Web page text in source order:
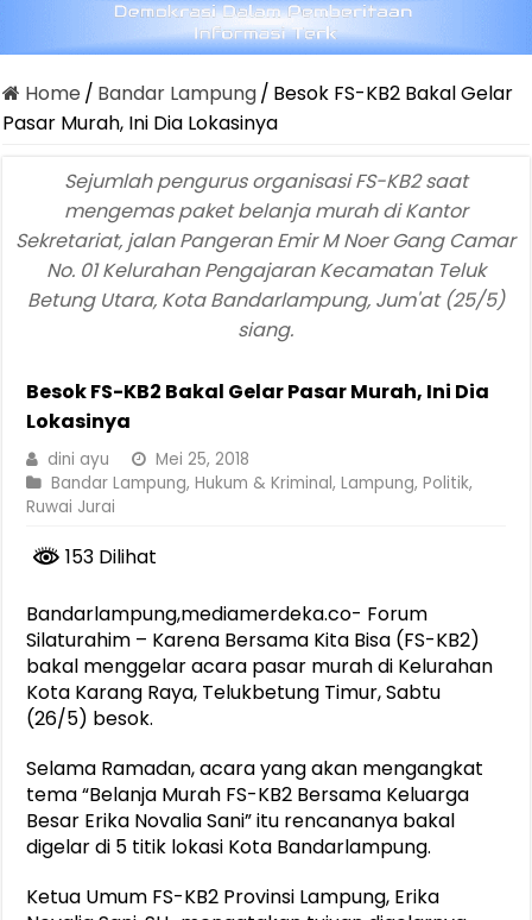
Home / Bandar Lampung/ Besok FS-KB2 Bakal Gelar
Pasar Murah, Ini Dia Lokasinya
Sejumlah pengurus organisasi FS-KB2 saat
mengemas paket belanja murah di Kantor
Sekretariat, jalan Pangeran Emir M Noer Gang Camar
No. 01 Kelurahan Pengajaran Kecamatan Teluk
Betung Utara, Kota Bandarlampung, Jum'at (25/5)
siang.
Besok FS-KB2 Bakal Gelar Pasar Murah, Ini Dia
Lokasinya
dini ayu
Mei 25, 2018
Bandar Lampung,Hukum & Kriminal,Lampung,Politik,
Ruwai Jurai
153 Dilihat
Bandarlampung,mediamerdeka.co- Forum
Silaturahim – Karena Bersama Kita Bisa (FS-KB2)
bakal menggelar acara pasar murah di Kelurahan
Kota Karang Raya, Telukbetung Timur, Sabtu
(26/5) besok.
Selama Ramadan, acara yang akan mengangkat
tema “Belanja Murah FS-KB2 Bersama Keluarga
Besar Erika Novalia Sani” itu rencananya bakal
digelar di 5 titik lokasi Kota Bandarlampung.
Ketua Umum FS-KB2 Provinsi Lampung, Erika